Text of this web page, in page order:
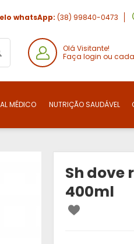
whatsApp: (38) 99840-0473
Olá Visitante!
Faça login ou
MÉDICO NUTRIÇÃO SAUDÁVEL
Sh
400ml